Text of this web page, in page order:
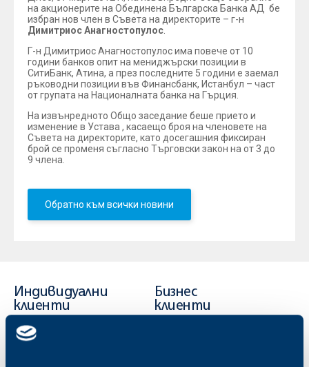
на акционерите на Обединена Българска Банка АД бе
избран нов член в Съвета на директорите – г-н
Димитриос Анагностопулос
Г-н Димитриос Анагностопулос има повече от 10
години банков опит на мениджърски позиции в
СитиБанк, Атина, а през последните 5 години е заемал
ръководни позиции във Финансбанк, Истанбул – част
от групата на Националната банка на Гърция.
На извънредното Общо заседание беше прието и
изменение в Устава , касаещо броя на членовете на
Съвета на директорите, като досегашния фиксиран
брой се променя съгласно Търговски закон на от 3 до
9 члена.
Обратно към всички новини
Индивидуални
клиенти
Карти
Бизнес
клиенти